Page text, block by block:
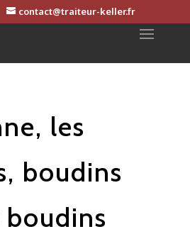
contact@traiteur-keller.fr
les
boudins